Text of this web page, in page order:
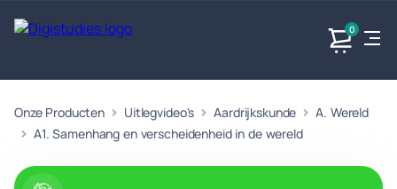
0
Exacte
vakken
Geen
vakken.
Taalvakken
Geen
vakken.
MaatschappijvakkenProducten
Onze Producten Uitlegvideo's Aardrijkskunde
A. Wereld
A1. Samenhang en verscheidenheid in de wereld